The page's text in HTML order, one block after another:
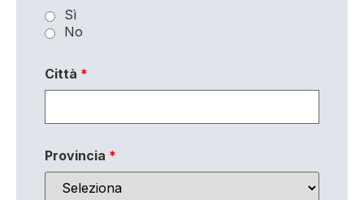
Sì
No
Città *
Provincia *